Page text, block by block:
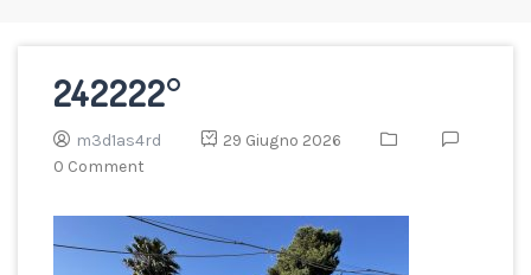
242222°
m3d1as4rd
29 Giugno 2026
0 Comment